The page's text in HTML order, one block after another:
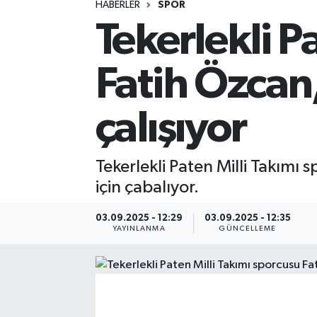
HABERLER SPOR
Tekerlekli
Fatih
çalışıyor
Tekerlekli Paten Milli Takımı
için çabalıyor.
03.09.2025 - 12:29
YAYINLANMA
03.09.2025 - 12:35
GÜNCELLEME